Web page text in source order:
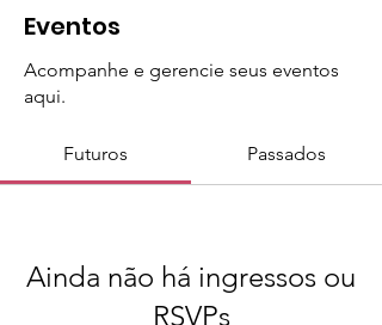
Eventos
Acompanhe e gerencie seus eventos
aqui.
Futuros Passados
Ainda não há ingressos ou
RSVPs